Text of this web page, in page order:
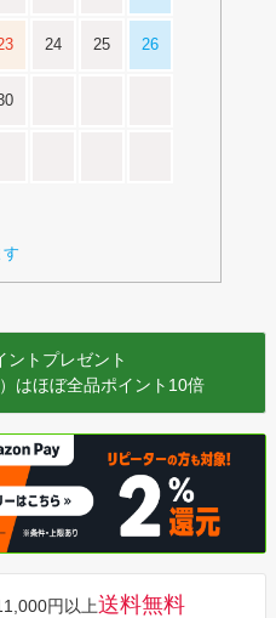
24 25 26
ントプレゼント
はほぼ全品ポイント10倍
円以上送料無料